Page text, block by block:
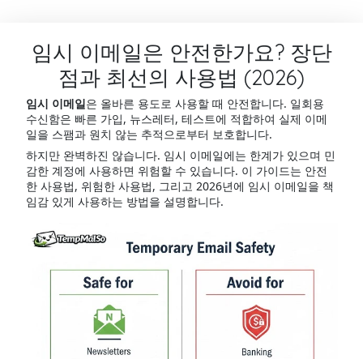
임시 이메일은 안전한가요? 장단
점과 최선의 사용법 (2026)
임시 이메일은 올바른 용도로 사용할 때 안전합니다. 일회용
수신함은 빠른 가입, 뉴스레터, 테스트에 적합하여 실제 이메
일을 스팸과 원치 않는 추적으로부터 보호합니다.
하지만 완벽하진 않습니다. 임시 이메일에는 한계가 있으며 민
감한 계정에 사용하면 위험할 수 있습니다. 이 가이드는 안전
한 사용법, 위험한 사용법, 그리고 2026년에 임시 이메일을 책
임감 있게 사용하는 방법을 설명합니다.